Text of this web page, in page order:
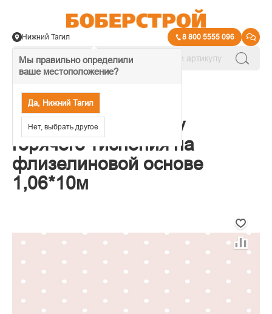
Мы правильно определили
ваше местоположение?
Да, Нижний Тагил
Нет, выбрать другое
Нижний Тагил 8 800 5555 096
Обои Erismann Anny
горячего тиснения на
флизелиновой основе
1,06*10м